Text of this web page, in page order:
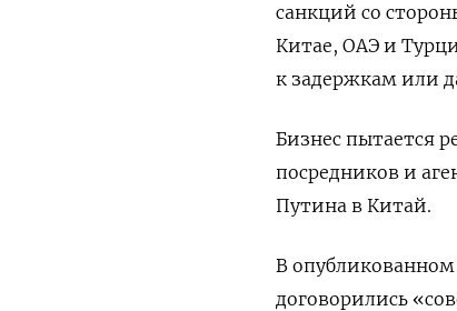
санкций со
Китае, ОАЭ и
к задержкам или
Бизнес пытается
посредников и
Путина в Китай.
В
договорились